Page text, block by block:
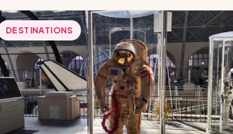
DESTINATIONS